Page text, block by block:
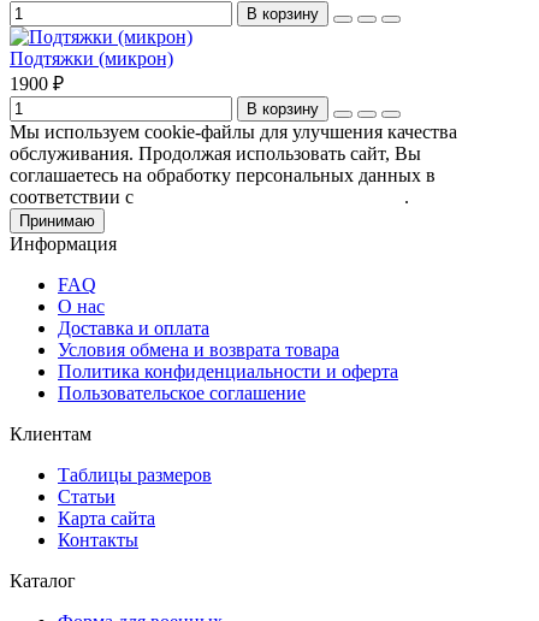
В корзину
Подтяжки (микрон)
1900 ₽
В корзину
Мы используем cookie-файлы для улучшения качества
обслуживания. Продолжая использовать сайт, Вы
соглашаетесь на обработку персональных данных в
соответствии с
.
Принимаю
Информация
FAQ
О нас
Доставка и оплата
Условия обмена и возврата товара
Политика конфиденциальности и оферта
Пользовательское соглашение
Клиентам
Таблицы размеров
Статьи
Карта сайта
Контакты
Каталог